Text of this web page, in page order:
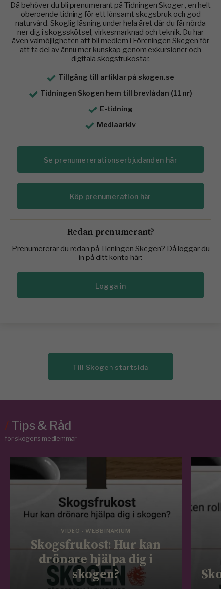
Då behöver du bli prenumerant på Tidningen Skogen, en helt
oberoende tidning för ett lönsamt skogsbruk och god
naturvård. Skoglig läsning under hela året där du får nörda
ner dig i skogsskötsel, virkesmarknad och teknik. Du har
även valmöjligheten att bli medlem i Föreningen Skogen för
att ta del av ännu mer kunskap genom exkursioner och
digitala skogsfrukostar.
Tillgång till artiklar på skogen.se
Tidningen Skogen hem till brevlådan (11 nr)
E-tidning
Mediaarkiv
Se prenumererationserbjudanden här
Köp prenumeration här
Redan prenumerant?
Prenumererar du redan på Tidningen Skogen? Då loggar du
in på ditt konto här:
Logga in
Till Skogen startsida
/Tips & Råd
för skogens medlemmar
VIDEO - WEBBINARIUM
Skogsfrukost: Hur kan
drönare hjälpa dig i
skogen?